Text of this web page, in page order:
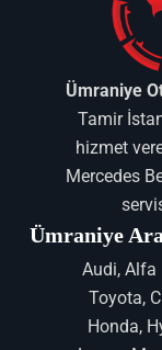
Ümraniye
Tamir
hizmet
Mercedes
Ümraniye
Audi, Alfa
Toyota,
Honda,